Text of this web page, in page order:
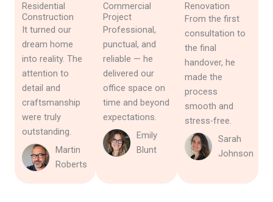
Residential
Construction
It turned our
dream home
into reality. The
attention to
detail and
craftsmanship
were truly
outstanding.
Martin
Roberts
Commercial
Project
Professional,
punctual, and
reliable — he
delivered our
office space on
time and beyond
expectations.
Emily
Blunt
Renovation
From the first
consultation to
the final
handover, he
made the
process
smooth and
stress-free.
Sarah
Johnson